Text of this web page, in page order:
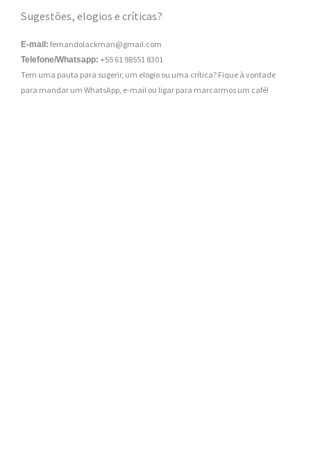
Sugestões, elogios e críticas?
E-mail: fernandolackman@gmail.com
Telefone/Whatsapp: +55 61 98551 8301
Tem uma pauta para sugerir, um elogio ou uma crítica? Fique à vontade
para mandar um WhatsApp, e-mail ou ligar para marcarmos um café!